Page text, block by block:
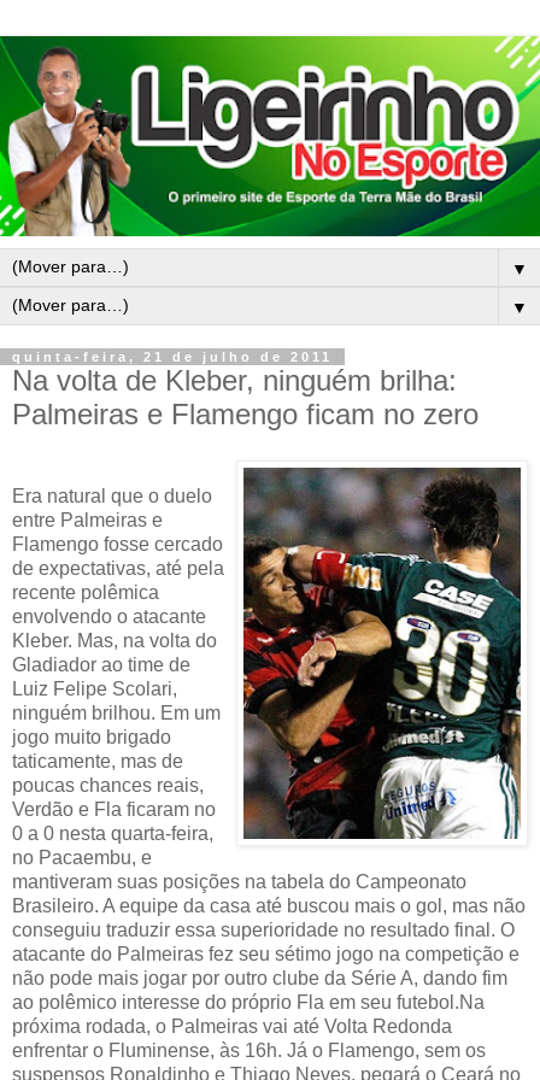
▼
▼
quinta-feira, 21 de julho de 2011
Na volta de Kleber, ninguém brilha:
Palmeiras e Flamengo ficam no zero
Era natural que o duelo
entre Palmeiras e
Flamengo fosse cercado
de expectativas, até pela
recente polêmica
envolvendo o atacante
Kleber. Mas, na volta do
Gladiador ao time de
Luiz Felipe Scolari,
ninguém brilhou. Em um
jogo muito brigado
taticamente, mas de
poucas chances reais,
Verdão e Fla ficaram no
0 a 0 nesta quarta-feira,
no Pacaembu, e
mantiveram suas posições na tabela do Campeonato
Brasileiro. A equipe da casa até buscou mais o gol, mas não
conseguiu traduzir essa superioridade no resultado final. O
atacante do Palmeiras fez seu sétimo jogo na competição e
não pode mais jogar por outro clube da Série A, dando fim
ao polêmico interesse do próprio Fla em seu futebol.Na
próxima rodada, o Palmeiras vai até Volta Redonda
enfrentar o Fluminense, às 16h. Já o Flamengo, sem os
suspensos Ronaldinho e Thiago Neves, pegará o Ceará no